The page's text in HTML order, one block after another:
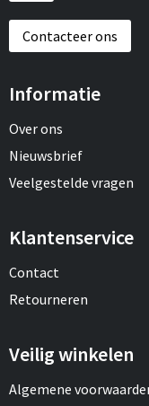
Contacteer ons
Informatie
Over ons
Nieuwsbrief
Veelgestelde vragen
Klantenservice
Contact
Retourneren
Veilig winkelen
Algemene